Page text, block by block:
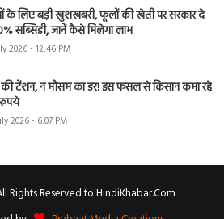
के लिए बड़ी खुशखबरी, फूलों की खेती पर सरकार दे
सब्सिडी, जानें कैसे मिलेगा लाभ
2026 - 12:46 PM
टेंशन, न मौसम का डर! इस फसल से किसान कमा रहे
2026 - 6:07 PM
Rights Reserved to HindiKhabar.Com